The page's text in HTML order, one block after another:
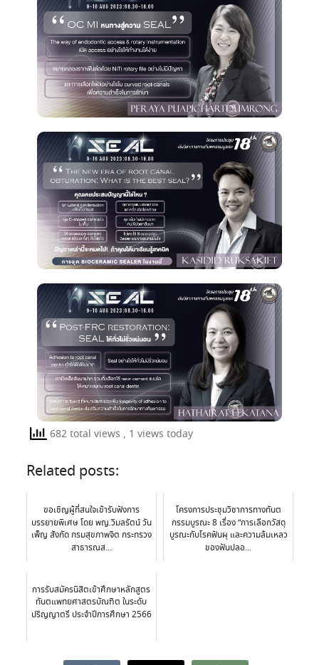
682 total views , 1 views today
Related posts:
ขอเชิญผู้ที่สนใจเข้ารับฟังการ
บรรยายพิเศษ โดย พญ.วิมลรัตน์ วัน
เพ็ญ สังกัด กรมสุขภาพจิต กระทรวง
สาธารณส...
โครงการประชุมวิชาการทางทันต
กรรมบูรณะ 8 เรื่อง “การเลือกวัสดุ
บูรณะกับโรคฟันผุ และความล้มเหลว
ของฟันปลอ...
การรับสมัครนิสิตเข้าศึกษาหลักสูตร
ทันตแพทยศาสตรบัณฑิต ในระดับ
ปริญญาตรี ประจำปีการศึกษา 2566